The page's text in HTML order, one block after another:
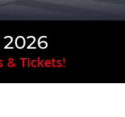
& Tickets!